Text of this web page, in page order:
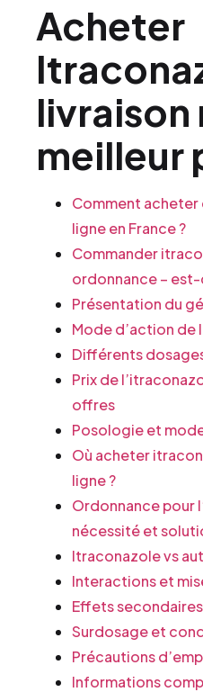
Acheter
livraison
meilleur
Comment acheter
ligne en France ?
Commander
ordonnance –
Présentation du
Mode d’action de
Différents
Prix de
offres
Posologie et
Où acheter
ligne ?
Ordonnance pour
nécessité et
Itraconazole vs
Interactions et
Effets
Surdosage et
Précautions
Informations